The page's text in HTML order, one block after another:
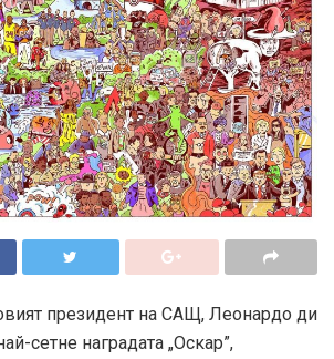
президент на САЩ, Леонардо ди
сетне наградата „Оскар”,